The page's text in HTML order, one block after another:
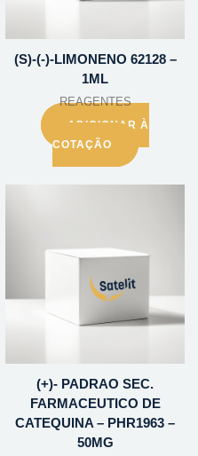
(S)-(-)-LIMONENO 62128 –
1ML
REAGENTES
ADICIONAR À
COTAÇÃO
(+)- PADRAO SEC.
FARMACEUTICO DE
CATEQUINA – PHR1963 –
50MG